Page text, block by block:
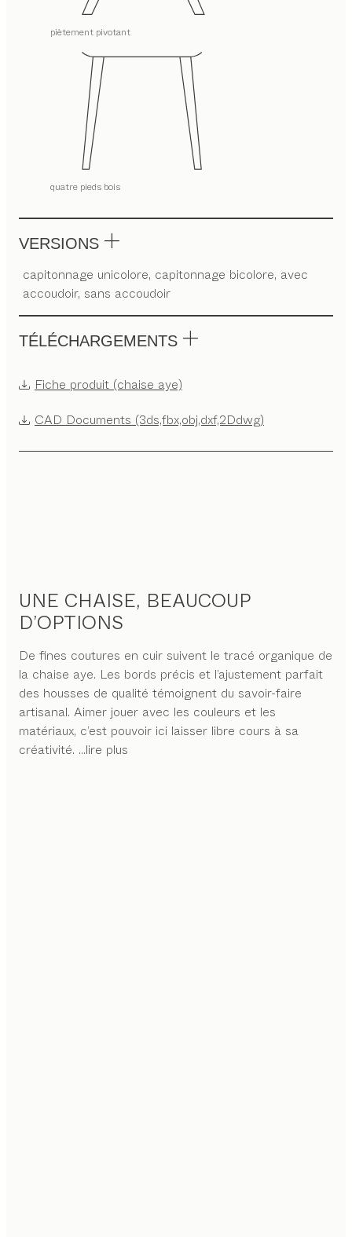
piètement pivotant
quatre pieds bois
VERSIONS
capitonnage unicolore, capitonnage bicolore, avec
accoudoir, sans accoudoir
TÉLÉCHARGEMENTS
Fiche produit (chaise aye)
CAD Documents (3ds,fbx,obj,dxf,2Ddwg)
UNE CHAISE, BEAUCOUP
D’OPTIONS
De fines coutures en cuir suivent le tracé organique de
la chaise aye. Les bords précis et l’ajustement parfait
des housses de qualité témoignent du savoir-faire
artisanal. Aimer jouer avec les couleurs et les
matériaux, c’est pouvoir ici laisser libre cours à sa
créativité. ...lire plus